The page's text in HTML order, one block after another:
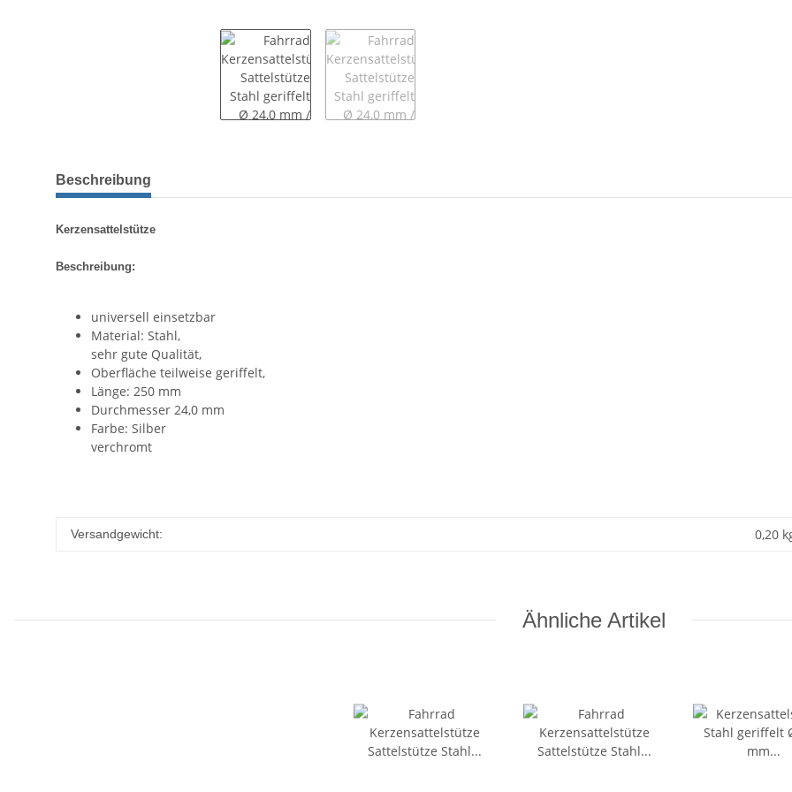
Beschreibung
Kerzensattelstütze
Beschreibung:
universell einsetzbar
Material: Stahl,
sehr gute Qualität,
Oberfläche teilweise geriffelt,
Länge: 250 mm
Durchmesser 24,0 mm
Farbe: Silber
verchromt
Versandgewicht: 0,20
Ähnliche Artikel